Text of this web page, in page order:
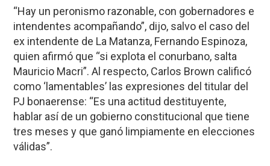
“Hay un peronismo razonable, con gobernadores e
intendentes acompañando”, dijo, salvo el caso del
ex intendente de La Matanza, Fernando Espinoza,
quien afirmó que “si explota el conurbano, salta
Mauricio Macri”. Al respecto, Carlos Brown calificó
como ‘lamentables’ las expresiones del titular del
PJ bonaerense: “Es una actitud destituyente,
hablar así de un gobierno constitucional que tiene
tres meses y que ganó limpiamente en elecciones
válidas”.